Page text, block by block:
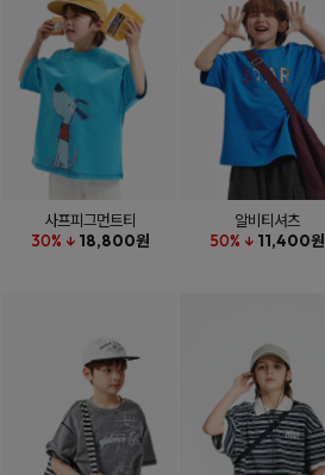
사프피그먼트티
30% ↓ 18,800원
알비티셔츠
50% ↓ 11,400원